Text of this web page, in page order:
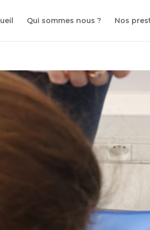
Qui sommes nous ? Nos